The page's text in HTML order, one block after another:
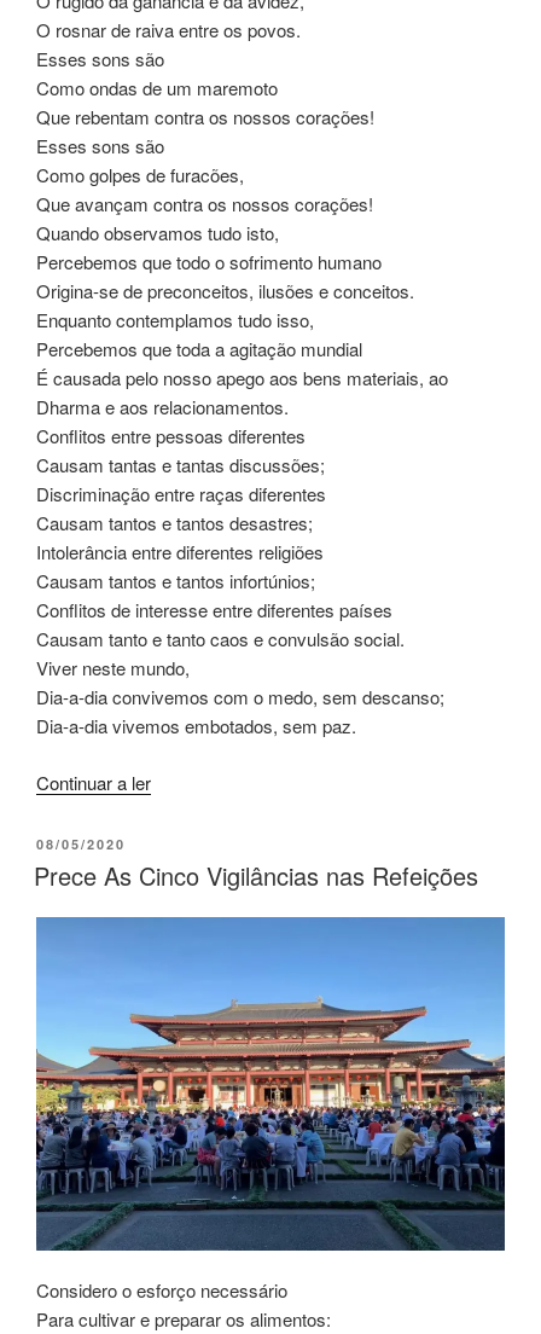
O rosnar de raiva entre os povos.
Esses sons são
Como ondas de um maremoto
Que rebentam contra os nossos corações!
Esses sons são
Como golpes de furacões,
Que avançam contra os nossos corações!
Quando observamos tudo isto,
Percebemos que todo o sofrimento humano
Origina-se de preconceitos, ilusões e conceitos.
Enquanto contemplamos tudo isso,
Percebemos que toda a agitação mundial
É causada pelo nosso apego aos bens materiais, ao
Dharma e aos relacionamentos.
Conflitos entre pessoas diferentes
Causam tantas e tantas discussões;
Discriminação entre raças diferentes
Causam tantos e tantos desastres;
Intolerância entre diferentes religiões
Causam tantos e tantos infortúnios;
Conflitos de interesse entre diferentes países
Causam tanto e tanto caos e convulsão social.
Viver neste mundo,
Dia-a-dia convivemos com o medo, sem descanso;
Dia-a-dia vivemos embotados, sem paz.
Continuar a ler
08/05/2020
Prece As Cinco Vigilâncias nas Refeições
Considero o esforço necessário
Para cultivar e preparar os alimentos: